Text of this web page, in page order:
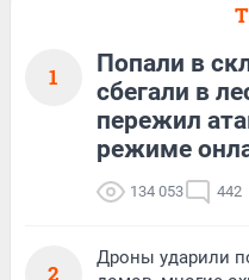
1
Попали в
сбегали в
пережил
режиме
134 053 442
2
Дроны ударили